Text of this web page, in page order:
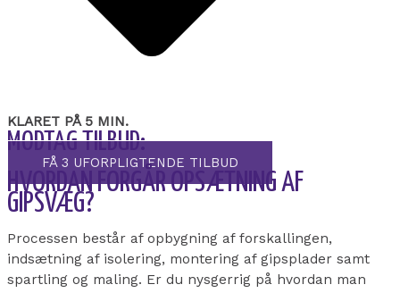
KLARET PÅ 5 MIN.
MODTAG TILBUD:
FÅ 3 UFORPLIGTENDE TILBUD
HVORDAN FORGÅR OPSÆTNING AF
GIPSVÆG?
Processen består af opbygning af forskallingen,
indsætning af isolering, montering af gipsplader samt
spartling og maling. Er du nysgerrig på hvordan man